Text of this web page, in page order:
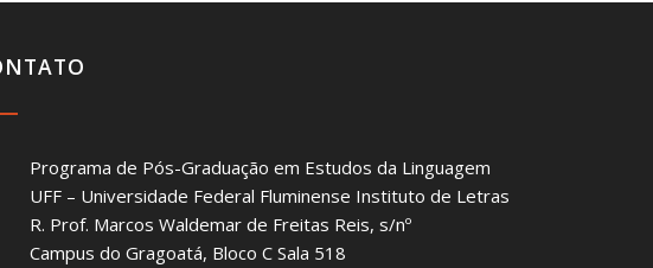
Programa de Pós-Graduação em Estudos da Linguagem
UFF – Universidade Federal Fluminense Instituto de Letras
R. Prof. Marcos Waldemar de Freitas Reis, s/nº
Campus do Gragoatá, Bloco C Sala 518